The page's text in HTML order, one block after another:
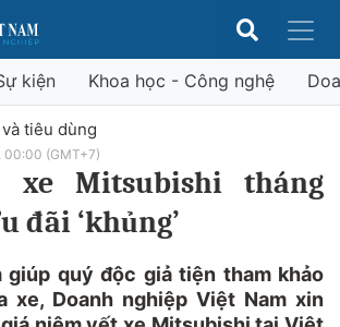
kiện Khoa học - Công nghệ
tiêu dùng
00:00 (GMT+7)
xe Mitsubishi tháng
đãi ‘khủng’
giúp quý độc giả tiện tham khảo
xe, Doanh nghiệp Việt Nam xin